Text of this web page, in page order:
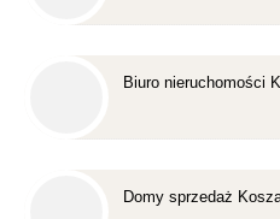
Biuro nieruchomości
Domy sprzedaż